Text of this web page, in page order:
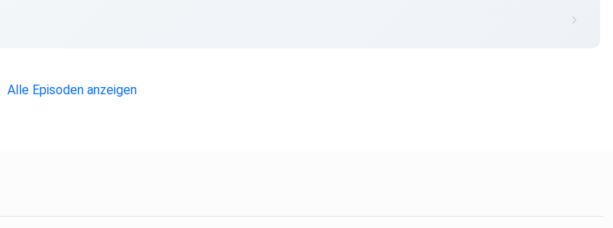
Alle Episoden anzeigen